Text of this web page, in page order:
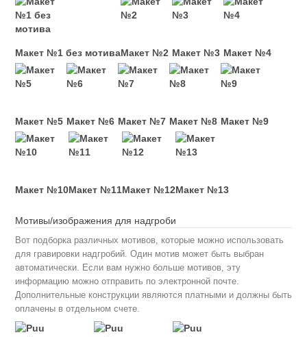
Макет №1 без мотиваМакет №2 Макет №3 Макет №4
Макет №5 Макет №6 Макет №7 Макет №8 Макет №9
Макет №10Макет №11Макет №12Макет №13
Мотивы/изображения для надгроби
Вот подборка различных мотивов, которые можно использовать
для гравировки надгробий. Один мотив может быть выбран
автоматически. Если вам нужно больше мотивов, эту
информацию можно отправить по электронной почте.
Дополнительные конструкции являются платными и должны быть
оплачены в отдельном счете.